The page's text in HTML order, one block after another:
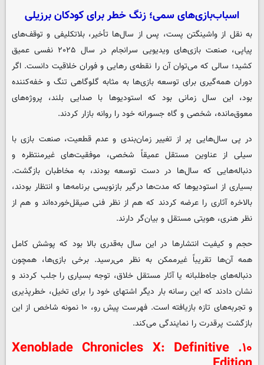
اسباب‌بازی‌های سمی؛ زنگ خطر برای کودکان برزیلی
به نقل از واشینگتن پست، پس از سال‌ها تأخیر، بلاتکلیفی و توقف‌های
پیاپی، صنعت بازی‌های ویدیویی سرانجام در سال ۲۰۲۵ نفسی عمیق
کشید؛ سالی که می‌توان آن را نقطه‌ی رهایی و فوران خلاقیت دانست. اگر
دوران همه‌گیری برای توسعه بازی‌ها به مثابه گلوگاهی تنگ و خفه‌کننده
بود، این سال زمانی بود که استودیوها با صدایی بلند، پروژه‌های
معوق‌مانده، شخصی و گاه جسورانه خود را روانه بازار کردند.
در پی سال‌هایی پر از تغییر زمان‌بندی و عدم قطعیت، صنعت بازی با
سیلی از عناوین مستقل عمیقاً شخصی، موفقیت‌های غیرمنتظره و
دنباله‌هایی که سال‌ها در دست توسعه بودند، به مخاطبان بازگشت.
بسیاری از استودیوها که مدت‌ها درگیر بازنویسی برنامه‌ها و انتظار بودند،
بالاخره آثاری را عرضه کردند که هم از نظر فنی صیقل‌خورده‌اند و هم از
نظر هنری، هویتی مستقل و بیان‌گر دارند.
حجم و کیفیت انتشارها در این سال به‌قدری بالا بود که پوشش کامل
همه آن‌ها تقریباً غیرممکن به نظر می‌رسید. برخی بازی‌ها، همچون
دنباله‌های جاه‌طلبانه یا آثار مستقل خلاق، توجه بسیاری را جلب کردند و
نشان دادند که این رسانه بار دیگر اشتهای خود را برای تخیل، خطرپذیری
و تجربه‌های تازه بازیافته است. فهرست پیش رو، ۱۰ نمونه شاخص از این
بازگشت پرقدرت را نمایندگی می‌کند.
۱۰. Xenoblade Chronicles X: Definitive